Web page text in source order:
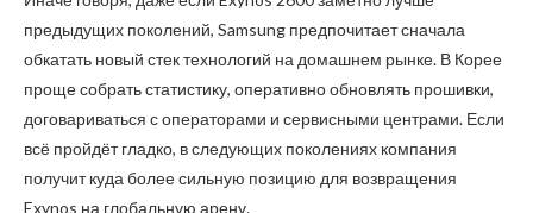
предыдущих поколений, Samsung предпочитает сначала
обкатать новый стек технологий на домашнем рынке. В Корее
проще собрать статистику, оперативно обновлять прошивки,
договариваться с операторами и сервисными центрами. Если
всё пройдёт гладко, в следующих поколениях компания
получит куда более сильную позицию для возвращения
Exynos на глобальную арену.